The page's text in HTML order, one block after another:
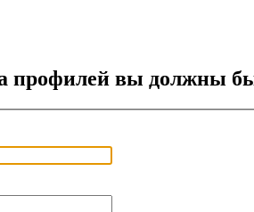
профилей вы должны